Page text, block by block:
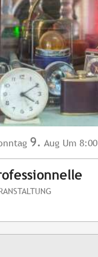
9. Aug Um 8:00